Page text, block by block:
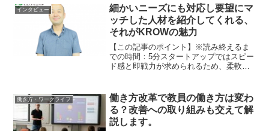
ています。最近では、働き方改革が
SDGs「Sustainabl...
インタビュー
細かいニーズにも対応し要望にマ
ッチした人材を紹介してくれる、
それがKROWの魅力
【この記事のポイント】※読み終えるま
での時間：5分スタートアップではスピー
ド感と即戦力が求められるため、柔軟な
ニケーション力と柔軟性、そして主体性
を持っていることKRO...
働き方・ワークライフ
働き方改革で教員の働き方は変わ
る？改善への取り組みも交えて解
説します。